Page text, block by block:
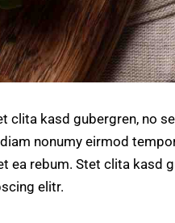
clita kasd gubergren, no
nonumy eirmod
rebum. Stet clita kasd
elitr.